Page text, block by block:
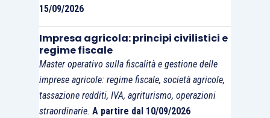
15/09/2026
Impresa agricola: principi civilistici e
regime fiscale
Master operativo sulla fiscalità e gestione delle
imprese agricole: regime fiscale, società agricole,
tassazione redditi, IVA, agriturismo, operazioni
straordinarie. A partire dal 10/09/2026